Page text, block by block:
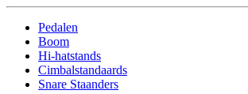
Pedalen
Boom
Hi-hatstands
Cimbalstandaards
Snare Staanders